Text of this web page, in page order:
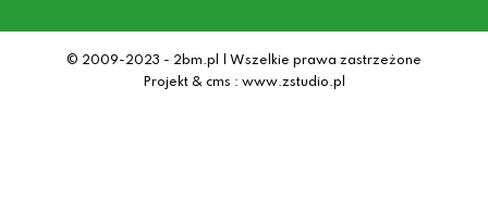
© 2009-2023 - 2bm.pl | Wszelkie prawa zastrzeżone
Projekt & cms : www.zstudio.pl